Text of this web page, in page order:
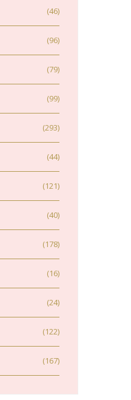
(46)
(96)
(79)
(99)
(293)
(44)
(121)
(40)
(178)
(16)
(24)
(122)
(167)